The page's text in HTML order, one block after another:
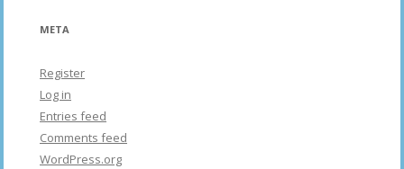
META
Register
Log in
Entries feed
Comments feed
WordPress.org